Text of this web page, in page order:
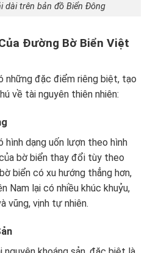
dài trên bản đồ Biển Đông
Đường Bờ Biển Việt
những đặc điểm riêng biệt, tạo
về tài nguyên thiên nhiên:
dạng uốn lượn theo hình
bờ biển thay đổi tùy theo
biển có xu hướng thẳng hơn,
Nam lại có nhiều khúc khuỷu,
vũng, vịnh tự nhiên.